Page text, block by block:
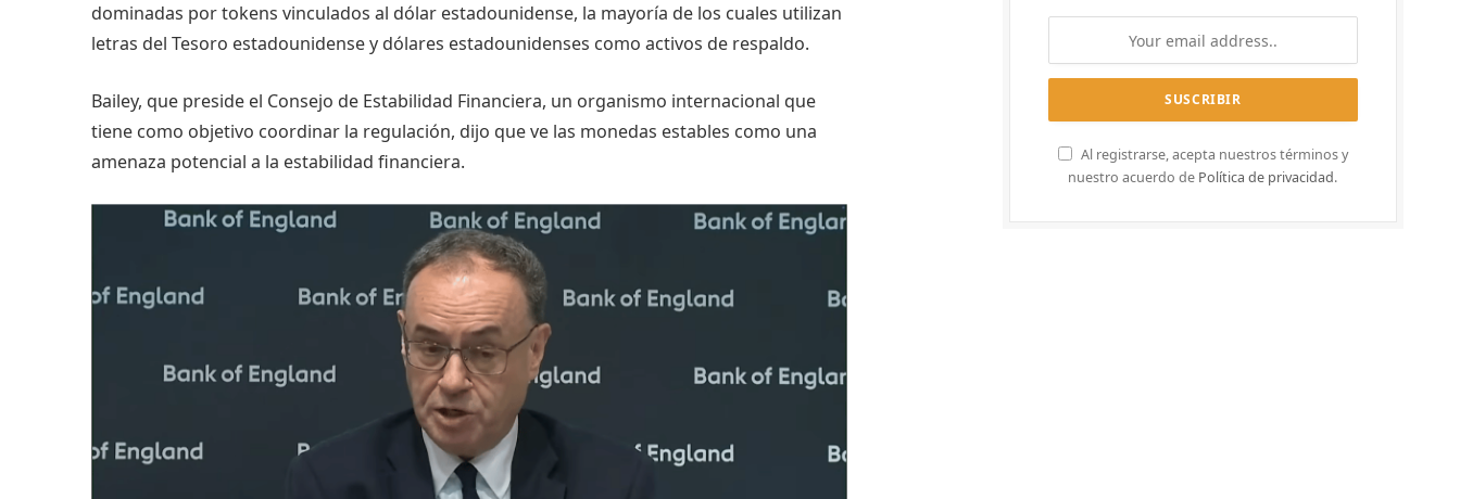
dominadas por tokens vinculados al dólar estadounidense, la mayoría de los cuales utilizan
letras del Tesoro estadounidense y dólares estadounidenses como activos de respaldo.
Bailey, que preside el Consejo de Estabilidad Financiera, un organismo internacional que
tiene como objetivo coordinar la regulación, dijo que ve las monedas estables como una
amenaza potencial a la estabilidad financiera.
Al registrarse, acepta nuestros términos y
nuestro acuerdo de Política de privacidad.